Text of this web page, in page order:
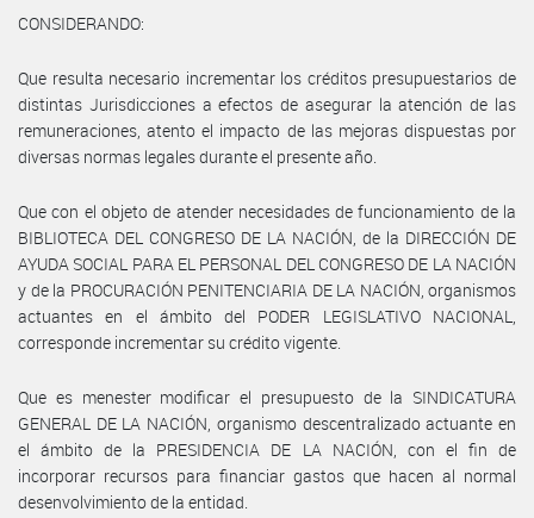
CONSIDERANDO:
Que resulta necesario incrementar los créditos presupuestarios de
distintas Jurisdicciones a efectos de asegurar la atención de las
remuneraciones, atento el impacto de las mejoras dispuestas por
diversas normas legales durante el presente año.
Que con el objeto de atender necesidades de funcionamiento de la
BIBLIOTECA DEL CONGRESO DE LA NACIÓN, de la DIRECCIÓN DE
AYUDA SOCIAL PARA EL PERSONAL DEL CONGRESO DE LA NACIÓN
y de la PROCURACIÓN PENITENCIARIA DE LA NACIÓN, organismos
actuantes en el ámbito del PODER LEGISLATIVO NACIONAL,
corresponde incrementar su crédito vigente.
Que es menester modificar el presupuesto de la SINDICATURA
GENERAL DE LA NACIÓN, organismo descentralizado actuante en
el ámbito de la PRESIDENCIA DE LA NACIÓN, con el fin de
incorporar recursos para financiar gastos que hacen al normal
desenvolvimiento de la entidad.